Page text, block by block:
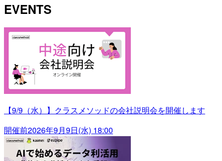
EVENTS
【9/9（水）】クラスメソッドの会社説明会を開催します
開催前2026年9月9日(水) 18:00